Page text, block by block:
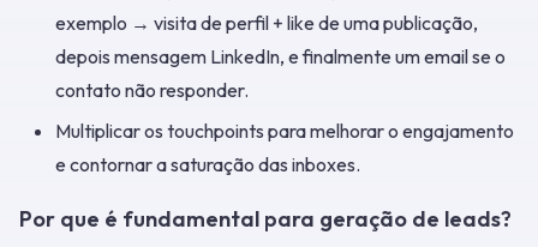
exemplo → visita de perfil + like de uma publicação,
depois mensagem LinkedIn, e finalmente um email se o
contato não responder.
Multiplicar os touchpoints para melhorar o engajamento
e contornar a saturação das inboxes.
Por que é fundamental para geração de leads?